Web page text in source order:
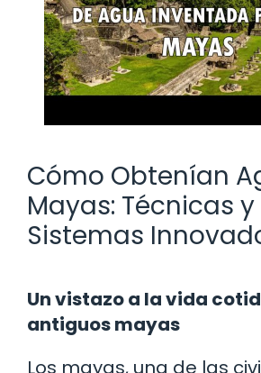
Cómo Obtenían
Mayas: Técnicas y
Sistemas
Un vistazo a la vida
antiguos mayas
Los mayas, una de las